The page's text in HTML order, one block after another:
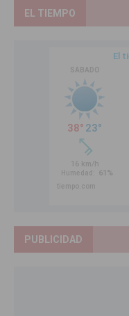
EL TIEMPO
PUBLICIDAD